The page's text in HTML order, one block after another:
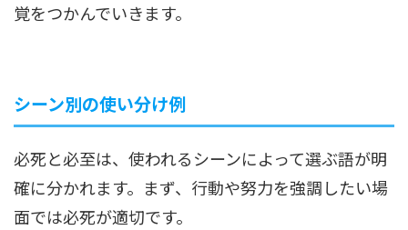
覚をつかんでいきます。
シーン別の使い分け例
必死と必至は、使われるシーンによって選ぶ語が明
確に分かれます。まず、行動や努力を強調したい場
面では必死が適切です。